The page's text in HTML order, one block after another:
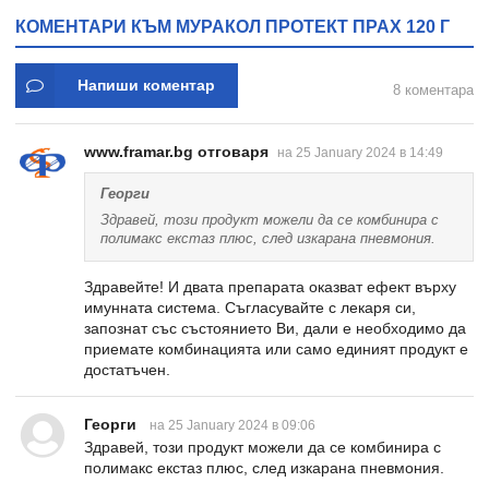
КОМЕНТАРИ КЪМ МУРАКОЛ ПРОТЕКТ ПРАХ 120 Г
Напиши коментар 8 коментара
www.framar.bg отговаря на 25 January 2024 в 14:49
Георги
Здравей, този продукт можели да се комбинира с
полимакс екстаз плюс, след изкарана пневмония.
Здравейте! И двата препарата оказват ефект върху
имунната система. Съгласувайте с лекаря си,
запознат със състоянието Ви, дали е необходимо да
приемате комбинацията или само единият продукт е
достатъчен.
Георги на 25 January 2024 в 09:06
Здравей, този продукт можели да се комбинира с
полимакс екстаз плюс, след изкарана пневмония.